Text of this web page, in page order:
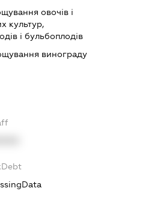
овочів і
культур,
і бульбоплодів
винограду